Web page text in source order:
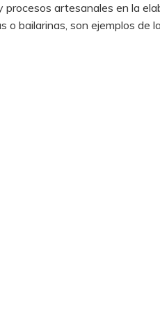
artesanales en la
o bailarinas, son ejemplos de